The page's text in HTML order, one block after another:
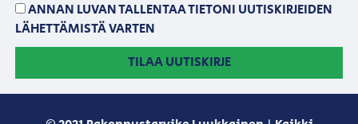
ANNAN LUVAN TALLENTAA TIETONI UUTISKIRJEIDEN
LÄHETTÄMISTÄ VARTEN
TILAA UUTISKIRJE